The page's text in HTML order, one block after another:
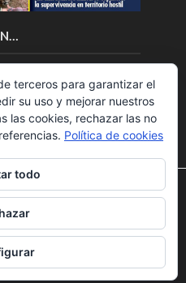
aerospacial
comercial
la mejor experiencia en
cookies utilizamos o
terceros para garantizar el
su uso y mejorar nuestros
las cookies, rechazar las no
Política de cookies
todo